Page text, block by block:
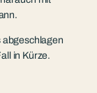
abgeschlagen
in Kürze.